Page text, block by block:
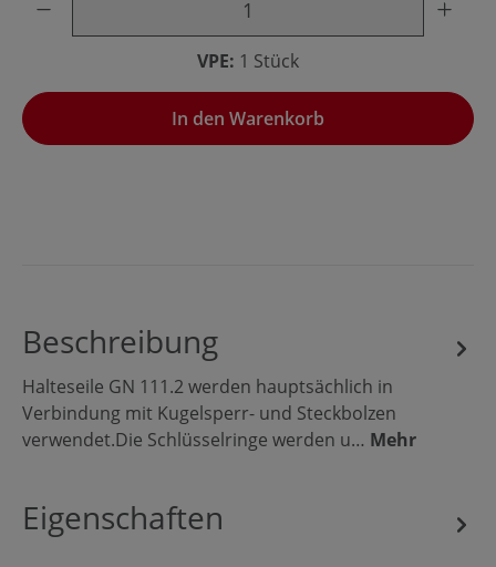
VPE: 1 Stück
In den Warenkorb
Beschreibung
Halteseile GN 111.2 werden hauptsächlich in
Verbindung mit Kugelsperr- und Steckbolzen
verwendet.Die Schlüsselringe werden u… Mehr
Eigenschaften